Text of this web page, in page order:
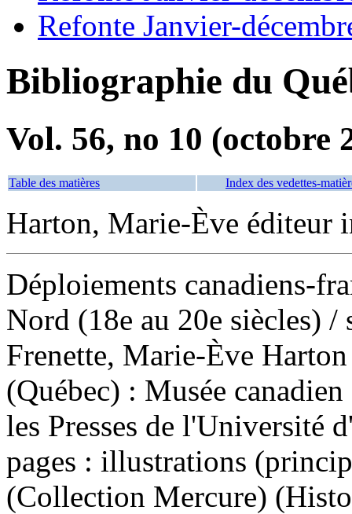
Refonte Janvier-
Bibliographie du
Vol. 56, no 10 (octobre
Table des matières Index des vedettes-
Harton, Marie-Ève éditeur
Déploiements canadiens-
Nord (18e au 20e siècles) /
Frenette, Marie-Ève
(Québec) : Musée
les Presses de
pages : illustrations
(Collection Mercure)